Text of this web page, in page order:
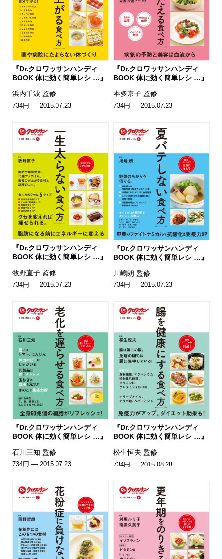
『Dr.クロワッサンハンディ
BOOK 体に効く簡単レシ …』
浜内千波 監修
734円 — 2015.07.23
『Dr.クロワッサンハンディ
BOOK 体に効く簡単レシ …』
本多京子 監修
734円 — 2015.07.23
『Dr.クロワッサンハンディ
BOOK 体に効く簡単レシ …』
牧野直子 監修
734円 — 2015.07.23
『Dr.クロワッサンハンディ
BOOK 体に効く簡単レシ …』
川嶋朗 監修
734円 — 2015.07.23
『Dr.クロワッサンハンディ
BOOK 体に効く簡単レシ …』
石川三知 監修
734円 — 2015.07.23
『Dr.クロワッサンハンディ
BOOK 体に効く簡単レシ …』
松生恒夫 監修
734円 — 2015.08.28